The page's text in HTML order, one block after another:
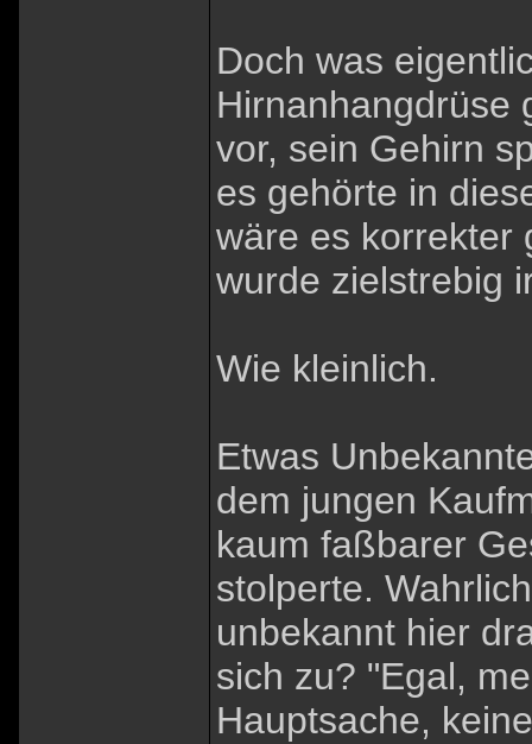
Doch was
Hirnanhangdrüse
vor, sein Gehirn
es gehörte in
wäre es korrekter
wurde zielstrebig
Wie kleinlich.
Etwas
dem jungen
kaum faßbarer
stolperte.
unbekannt hier
sich zu? "Egal,
Hauptsache,